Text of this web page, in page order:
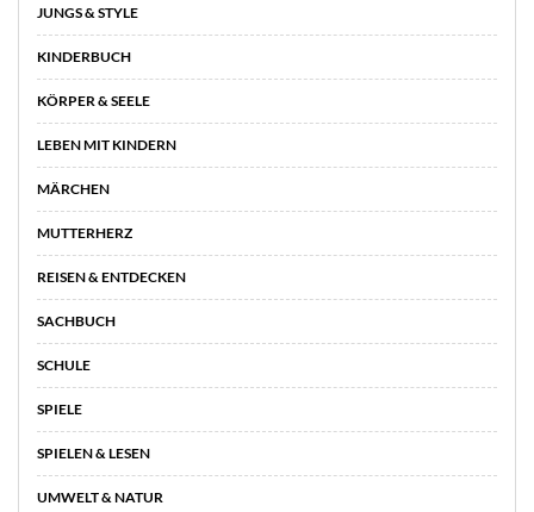
JUNGS & STYLE
KINDERBUCH
KÖRPER & SEELE
LEBEN MIT KINDERN
MÄRCHEN
MUTTERHERZ
REISEN & ENTDECKEN
SACHBUCH
SCHULE
SPIELE
SPIELEN & LESEN
UMWELT & NATUR